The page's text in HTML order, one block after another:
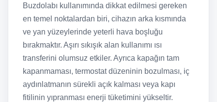
Buzdolabı kullanımında dikkat edilmesi gereken
en temel noktalardan biri, cihazın arka kısmında
ve yan yüzeylerinde yeterli hava boşluğu
bırakmaktır. Aşırı sıkışık alan kullanımı ısı
transferini olumsuz etkiler. Ayrıca kapağın tam
kapanmaması, termostat düzeninin bozulması, iç
aydınlatmanın sürekli açık kalması veya kapı
fitilinin yıpranması enerji tüketimini yükseltir.